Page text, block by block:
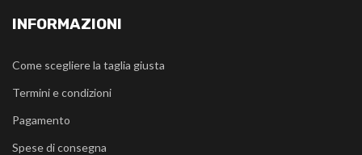
INFORMAZIONI
Come scegliere la taglia giusta
Termini e condizioni
Pagamento
Spese di consegna